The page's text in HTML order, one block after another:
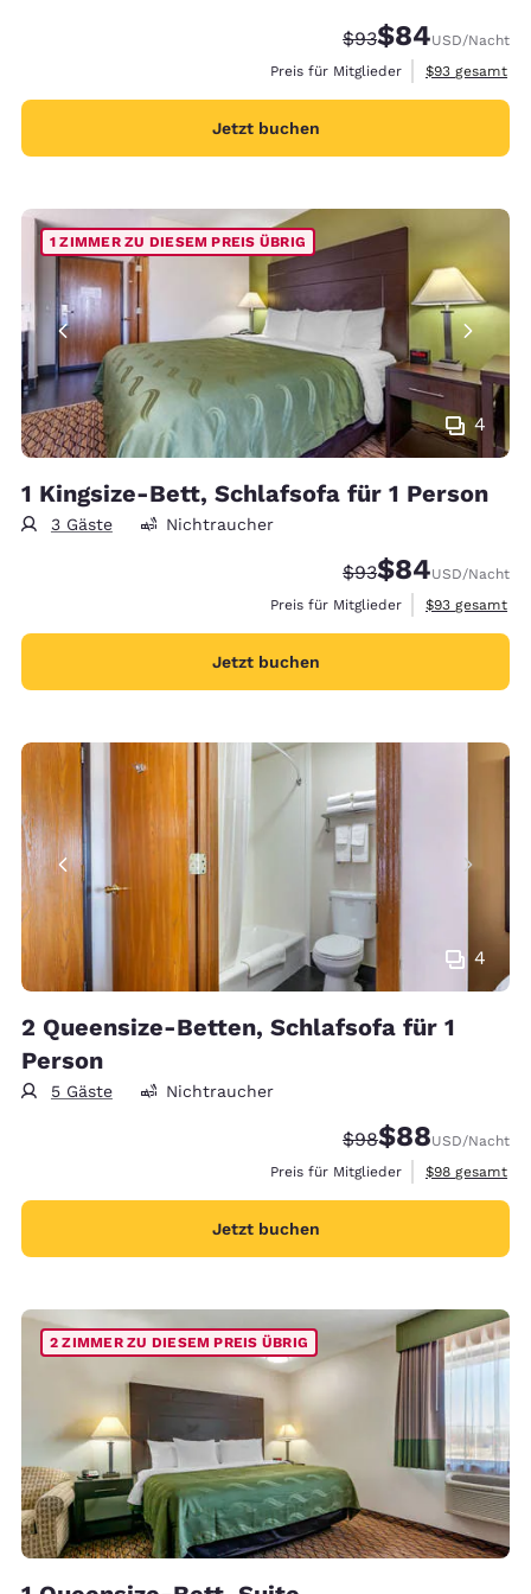
Durchgestrichener
$93Vergünstigter
$84USD/Nacht
Preis für Mitglieder
Geschätzte
$93 gesamt
Jetzt buchen
4
1 ZIMMER ZU DIESEM PREIS ÜBRIG
1 Kingsize-Bett, Schlafsofa für 1 Person
3 Gäste Nichtraucher
Durchgestrichener
$93Vergünstigter
$84USD/Nacht
Preis für Mitglieder
Geschätzte
$93 gesamt
Jetzt buchen
4
2 Queensize-Betten, Schlafsofa für 1
Person
5 Gäste Nichtraucher
Durchgestrichener
$98Vergünstigter
$88USD/Nacht
Preis für Mitglieder
Geschätzte
$98 gesamt
Jetzt buchen
2 ZIMMER ZU DIESEM PREIS ÜBRIG